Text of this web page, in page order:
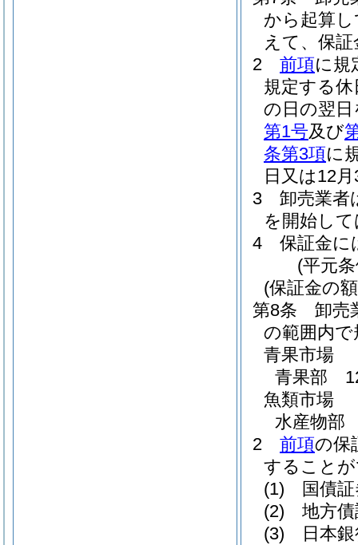
から起算
えて、保
2
前項に規
規定する
の日の翌
第1号及び
条第3項に
日又は12
3
卸売業者
を開始し
4
保証金に
(平元
(保証金の
第8条
卸売
の範囲内
青果市場
青果部
魚類市場
水産物部
2
前項の保
すること
(1)
国債
(2)
地方
(3)
日本